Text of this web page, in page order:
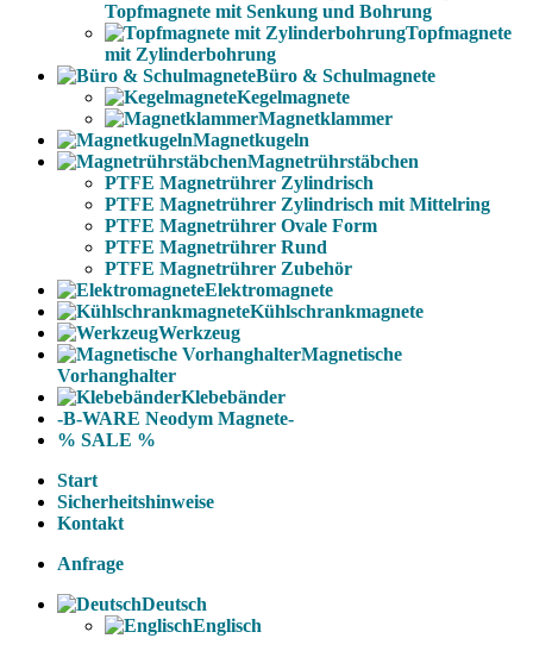
Topfmagnete mit Senkung und Bohrung
Topfmagnete
mit Zylinderbohrung
Büro & Schulmagnete
Kegelmagnete
Magnetklammer
Magnetkugeln
Magnetrührstäbchen
PTFE Magnetrührer Zylindrisch
PTFE Magnetrührer Zylindrisch mit Mittelring
PTFE Magnetrührer Ovale Form
PTFE Magnetrührer Rund
PTFE Magnetrührer Zubehör
Elektromagnete
Kühlschrankmagnete
Werkzeug
Magnetische
Vorhanghalter
Klebebänder
-B-WARE Neodym Magnete-
% SALE %
Start
Sicherheitshinweise
Kontakt
Anfrage
Deutsch
Englisch